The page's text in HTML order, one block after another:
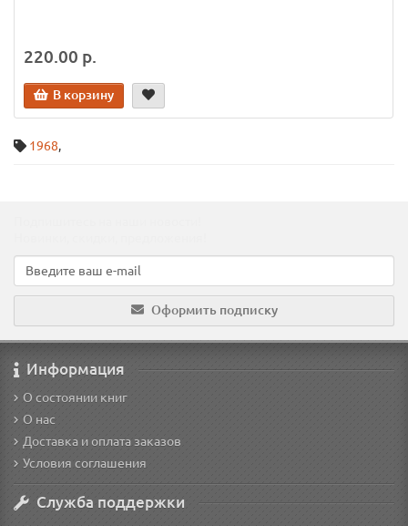
220.00 р.
В корзину
1968,
Оформить подписку
Информация
О состоянии книг
О нас
Доставка и оплата заказов
Условия соглашения
Служба поддержки